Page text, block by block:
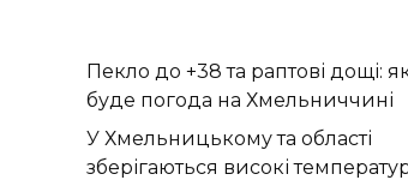
Пекло до +38 та раптові дощі:
буде погода на Хмельниччині
У Хмельницькому та області
зберігаються високі